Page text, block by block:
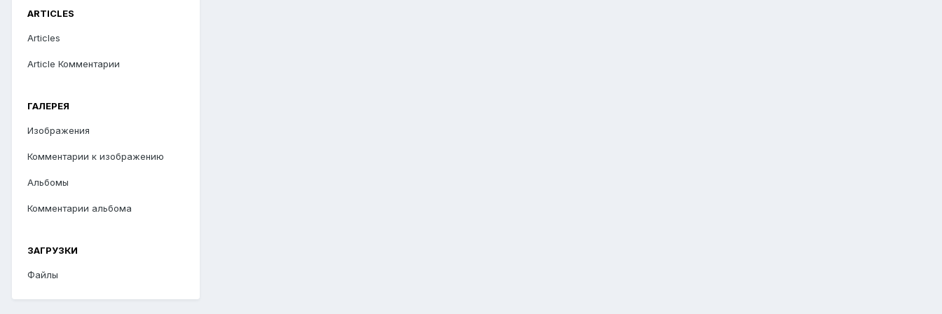
ARTICLES
Articles
Article Комментарии
ГАЛЕРЕЯ
Изображения
Комментарии к изображению
Альбомы
Комментарии альбома
ЗАГРУЗКИ
Файлы